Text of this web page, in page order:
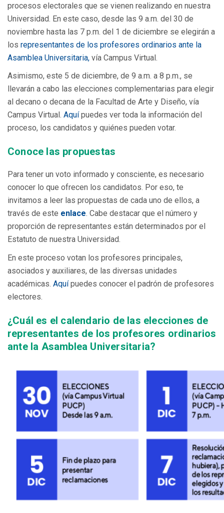
procesos electorales que se vienen realizando en nuestra
Universidad. En este caso, desde las 9 a.m. del 30 de
noviembre hasta las 7 p.m. del 1 de diciembre se elegirán a
los representantes de los profesores ordinarios ante la
Asamblea Universitaria, vía Campus Virtual.
Asimismo, este 5 de diciembre, de 9 a.m. a 8 p.m., se
llevarán a cabo las elecciones complementarias para elegir
al decano o decana de la Facultad de Arte y Diseño, vía
Campus Virtual. Aquípuedes ver toda la información del
proceso, los candidatos y quiénes pueden votar.
Conoce las propuestas
Para tener un voto informado y consciente, es necesario
conocer lo que ofrecen los candidatos. Por eso, te
invitamos a leer las propuestas de cada uno de ellos, a
través de este enlace. Cabe destacar que el número y
proporción de representantes están determinados por el
Estatuto de nuestra Universidad.
En este proceso votan los profesores principales,
asociados y auxiliares, de las diversas unidades
académicas. Aquípuedes conocer el padrón de profesores
electores.
¿Cuál es el calendario de las elecciones de
representantes de los profesores ordinarios
ante la Asamblea Universitaria?